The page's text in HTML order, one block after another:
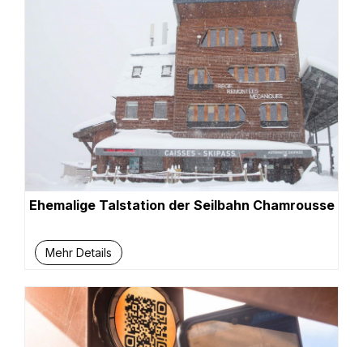
Ehemalige Talstation der Seilbahn Chamrousse
Mehr Details